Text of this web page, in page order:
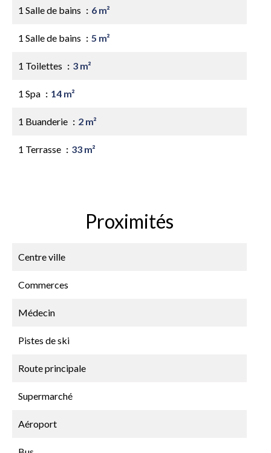
1 Salle de bains 6 m²
1 Salle de bains 5 m²
1 Toilettes 3 m²
1 Spa 14 m²
1 Buanderie 2 m²
1 Terrasse 33 m²
Proximités
Centre ville
Commerces
Médecin
Pistes de ski
Route principale
Supermarché
Aéroport